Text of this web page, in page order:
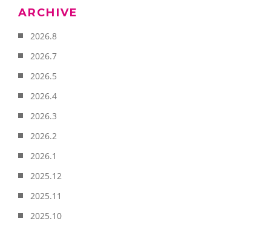
ARCHIVE
2026.8
2026.7
2026.5
2026.4
2026.3
2026.2
2026.1
2025.12
2025.11
2025.10